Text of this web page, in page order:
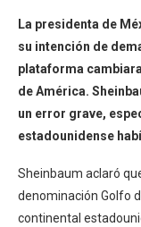
La presidenta de
su intención de
plataforma
de América.
un error grave,
estadounidense
Sheinbaum aclaró
denominación Golfo
continental